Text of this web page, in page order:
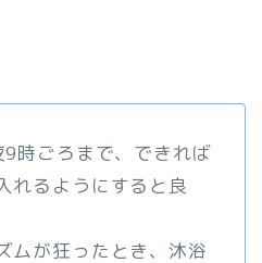
9時ごろまで、できれば
れるようにすると良
ムが狂ったとき、沐浴